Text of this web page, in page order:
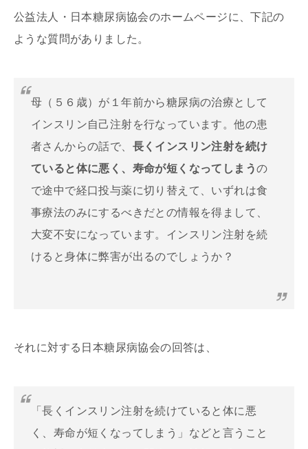
公益法人・日本糖尿病協会のホームページに、下記の
ような質問がありました。
母（５６歳）が１年前から糖尿病の治療として
インスリン自己注射を行なっています。他の患
者さんからの話で、 長くインスリン注射を続け
ていると体に悪く、寿命が短くなってしまうの
で途中で経口投与薬に切り替えて、いずれは食
事療法のみにするべきだとの情報を得まして、
大変不安になっています。インスリン注射を続
けると身体に弊害が出るのでしょうか？
それに対する日本糖尿病協会の回答は、
「長くインスリン注射を続けていると体に悪
く、寿命が短くなってしまう」などと言うこと